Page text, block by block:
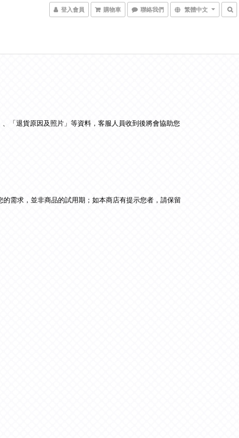
登入會員 購物車 聯絡我們 繁體中文
「退貨原因及照片」等資料，客服人員收到後將會協助您
需求，並非商品的試用期；如本商店有提示您者，請保留